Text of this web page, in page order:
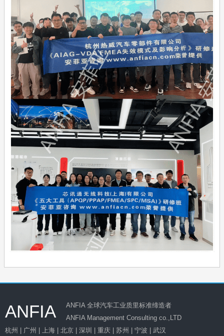
ANFIA
ANFIA 全球汽车工业质里标准缔造者
ANFIA Management Consulting co.,LTD
杭州 | 广州 | 上海 | 北京 | 深圳 | 重庆 | 苏州 | 宁波 | 武汉